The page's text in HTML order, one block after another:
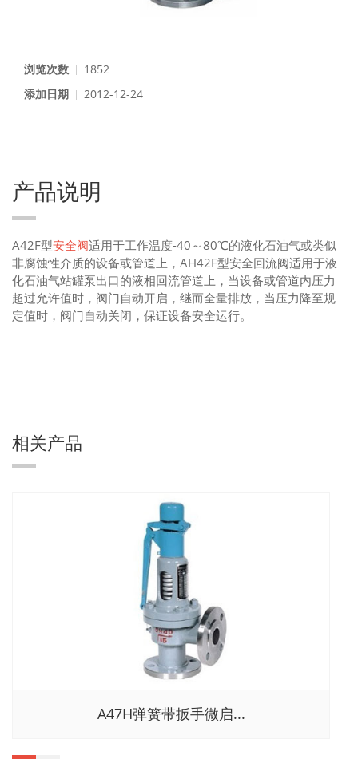
浏览次数
1852
添加日期
2012-12-24
产品说明
A42F型安全阀适用于工作温度-40～80℃的液化石油气或类似
非腐蚀性介质的设备或管道上，AH42F型安全回流阀适用于液
化石油气站罐泵出口的液相回流管道上，当设备或管道内压力
超过允许值时，阀门自动开启，继而全量排放，当压力降至规
定值时，阀门自动关闭，保证设备安全运行。
相关产品
A47H弹簧带扳手微启...